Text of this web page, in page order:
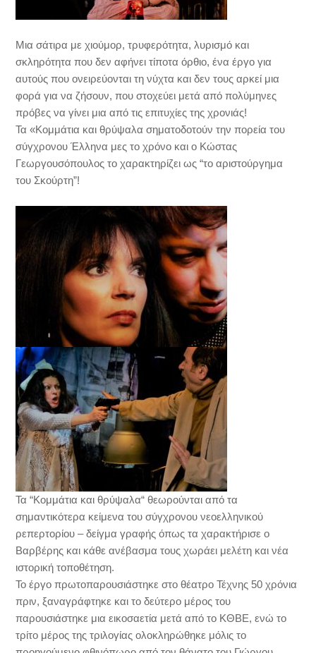
Μια σάτιρα με χιούμορ, τρυφερότητα, λυρισμό και
σκληρότητα που δεν αφήνει τίποτα όρθιο, ένα έργο για
αυτούς που ονειρεύονται τη νύχτα και δεν τους αρκεί μια
φορά για να ζήσουν, που στοχεύει μετά από πολύμηνες
πρόβες να γίνει μια από τις επιτυχίες της χρονιάς!
Τα «Κομμάτια και θρύψαλα σηματοδοτούν την πορεία του
σύγχρονου Έλληνα μες το χρόνο και ο Κώστας
Γεωργουσόπουλος το χαρακτηρίζει ως “το αριστούργημα
του Σκούρτη”!
Τα “Κομμάτια και θρύψαλα“ θεωρούνται από τα
σημαντικότερα κείμενα του σύγχρονου νεοελληνικού
ρεπερτορίου – δείγμα γραφής όπως τα χαρακτήρισε ο
Βαρβέρης και κάθε ανέβασμα τους χωράει μελέτη και νέα
ιστορική τοποθέτηση.
Το έργο πρωτοπαρουσιάστηκε στο θέατρο Τέχνης 50 χρόνια
πριν, ξαναγράφτηκε και το δεύτερο μέρος του
παρουσιάστηκε μια εικοσαετία μετά από το ΚΘΒΕ, ενώ το
τρίτο μέρος της τριλογίας ολοκληρώθηκε μόλις το